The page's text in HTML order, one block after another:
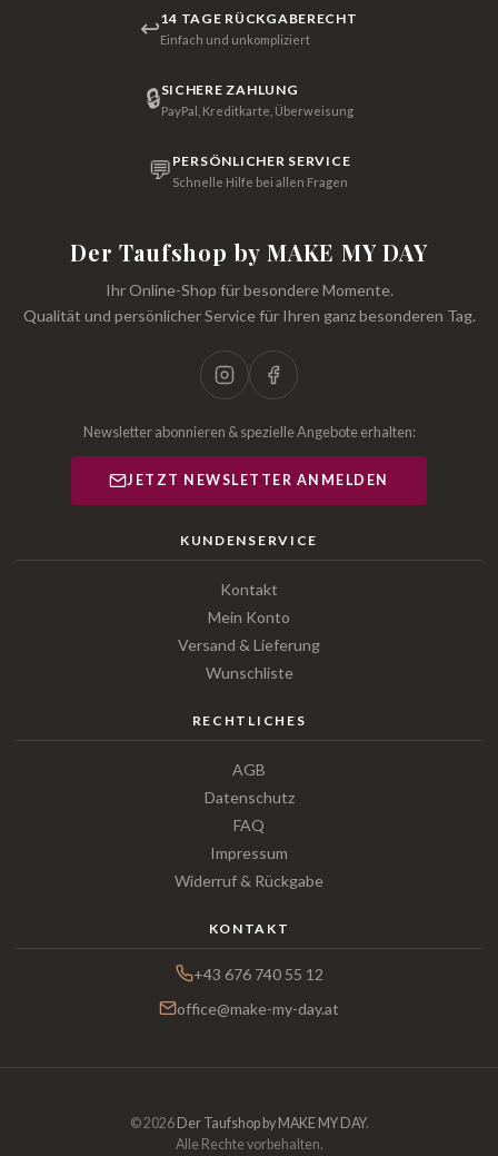
↩14 TAGE RÜCKGABERECHT
Einfach und unkompliziert
🔒SICHERE ZAHLUNG
PayPal, Kreditkarte, Überweisung
💬 PERSÖNLICHER SERVICE
Schnelle Hilfe bei allen Fragen
Der Taufshop by MAKE MY DAY
Ihr Online-Shop für besondere Momente.
Qualität und persönlicher Service für Ihren ganz besonderen Tag.
Newsletter abonnieren & spezielle Angebote erhalten:
JETZT NEWSLETTER ANMELDEN
KUNDENSERVICE
Kontakt
Mein Konto
Versand & Lieferung
Wunschliste
RECHTLICHES
AGB
Datenschutz
FAQ
Impressum
Widerruf & Rückgabe
KONTAKT
+43 676 740 55 12
office@make-my-day.at
© 2026 Der Taufshop by MAKE MY DAY.
Alle Rechte vorbehalten.